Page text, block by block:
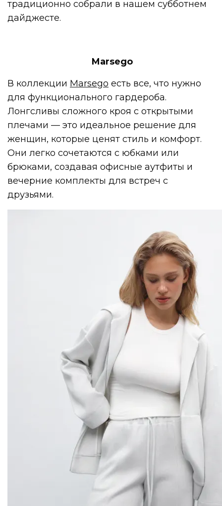
традиционно собрали в нашем субботнем
дайджесте.
Marsego
В коллекции Marsego есть все, что нужно
для функционального гардероба.
Лонгсливы сложного кроя с открытыми
плечами — это идеальное решение для
женщин, которые ценят стиль и комфорт.
Они легко сочетаются с юбками или
брюками, создавая офисные аутфиты и
вечерние комплекты для встреч с
друзьями.